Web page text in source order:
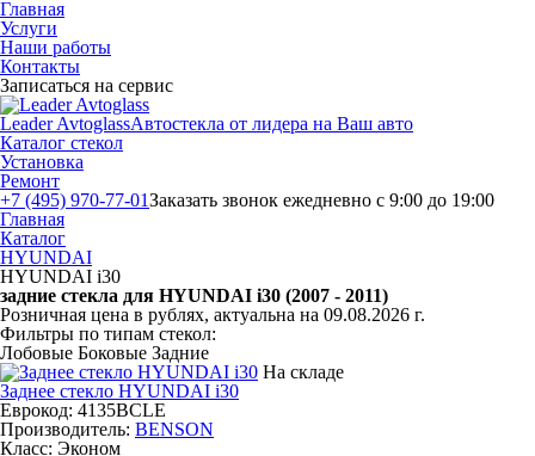
Главная
Услуги
Наши работы
Контакты
Записаться на сервис
Leader AvtoglassАвтостекла от лидера на Ваш авто
Каталог стекол
Установка
Ремонт
+7 (495) 970-77-01Заказать звонок ежедневно с 9:00 до 19:00
Главная
Каталог
HYUNDAI
HYUNDAI i30
задние стекла для HYUNDAI i30 (2007 - 2011)
Розничная цена в рублях, актуальна на 09.08.2026 г.
Фильтры по типам стекол:
Лобовые Боковые Задние
На складе
Заднее стекло HYUNDAI i30
Еврокод: 4135BCLE
Производитель: BENSON
Класс: Эконом